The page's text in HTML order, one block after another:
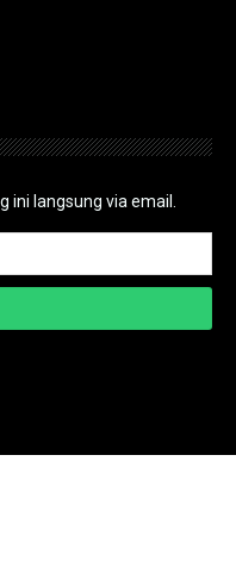
ini langsung via email.